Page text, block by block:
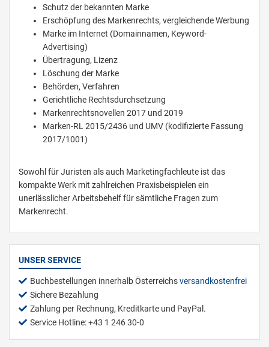
Schutz der bekannten Marke
Erschöpfung des Markenrechts, vergleichende Werbung
Marke im Internet (Domainnamen, Keyword-
Advertising)
Übertragung, Lizenz
Löschung der Marke
Behörden, Verfahren
Gerichtliche Rechtsdurchsetzung
Markenrechtsnovellen 2017 und 2019
Marken-RL 2015/2436 und UMV (kodifizierte Fassung
2017/1001)
Sowohl für Juristen als auch Marketingfachleute ist das
kompakte Werk mit zahlreichen Praxisbeispielen ein
unerlässlicher Arbeitsbehelf für sämtliche Fragen zum
Markenrecht.
UNSER SERVICE
Buchbestellungen innerhalb Österreichsversandkostenfrei
Sichere Bezahlung
Zahlung per Rechnung, Kreditkarte und PayPal.
Service Hotline: +43 1 246 30-0